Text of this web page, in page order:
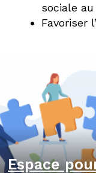
sociale
Favoriser
Espace